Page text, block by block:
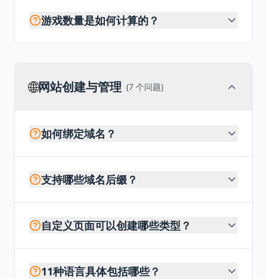
游戏数量是如何计算的？
🌐网站创建与管理 (7 个问题)
如何绑定域名？
支持哪些域名后缀？
自定义页面可以创建哪些类型？
11种语言具体包括哪些？